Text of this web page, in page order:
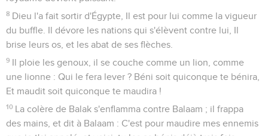
8 Dieu l'a fait sortir d'Égypte, Il est pour lui comme la vigueur
du buffle. Il dévore les nations qui s'élèvent contre lui, Il
brise leurs os, et les abat de ses flèches.
9 Il ploie les genoux, il se couche comme un lion, comme
une lionne : Qui le fera lever ? Béni soit quiconque te bénira,
Et maudit soit quiconque te maudira !
10 La colère de Balak s'enflamma contre Balaam ; il frappa
des mains, et dit à Balaam : C'est pour maudire mes ennemis